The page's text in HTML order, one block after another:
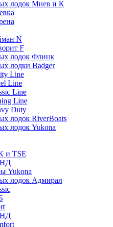
лодок Мнев и К
N
F
лодок Флинк
лодки Badger
Line
Line
Line
Line
Duty
лодок RiverBoats
лодок Yukona
и TSE
Yukona
лодок Адмирал